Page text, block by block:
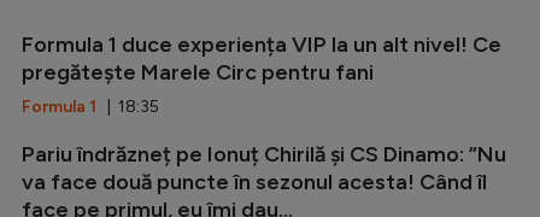
Formula 1 duce experiența VIP la un alt nivel! Ce
pregătește Marele Circ pentru fani
Formula 1 | 18:35
Pariu îndrăzneț pe Ionuț Chirilă și CS Dinamo: ”Nu
va face două puncte în sezonul acesta! Când îl
face pe primul, eu îmi dau...